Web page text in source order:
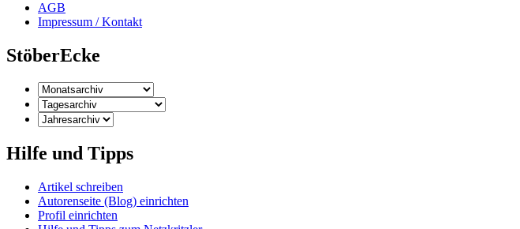
AGB
Impressum / Kontakt
StöberEcke
Hilfe und Tipps
Artikel schreiben
Autorenseite (Blog) einrichten
Profil einrichten